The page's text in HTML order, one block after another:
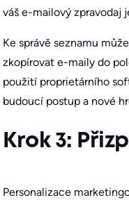
váš e-mailový zpravodaj
Ke správě seznamu
zkopírovat e-maily do
použití proprietárního
budoucí postup a nové
Krok 3:
Personalizace